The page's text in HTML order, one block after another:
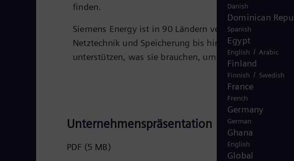
finden.
Siemens Energy ist in 90 Ländern vertreten und
Netztechnik und Speicherung bis hin zur
unterstützen, was sie brauchen, um
Unternehmenspräsentation
PDF (5 MB)
Danish
Dominican
Spanish
Egypt
English / Arabic
Finland
Finnish / Swedish
France
French
Germany
German
Ghana
English
Global